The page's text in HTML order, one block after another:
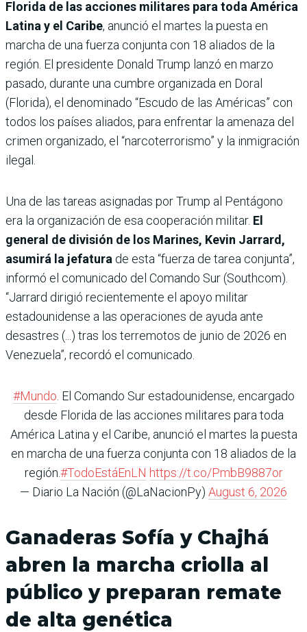
Florida de las acciones militares para toda América
Latina y el Caribe, anunció el martes la puesta en
marcha de una fuerza conjunta con 18 aliados de la
región. El presidente Donald Trump lanzó en marzo
pasado, durante una cumbre organizada en Doral
(Florida), el denominado “Escudo de las Américas” con
todos los países aliados, para enfrentar la amenaza del
crimen organizado, el “narcoterrorismo” y la inmigración
ilegal.
Una de las tareas asignadas por Trump al Pentágono
era la organización de esa cooperación militar. El
general de división de los Marines, Kevin Jarrard,
asumirá la jefatura de esta “fuerza de tarea conjunta”,
informó el comunicado del Comando Sur (Southcom).
“Jarrard dirigió recientemente el apoyo militar
estadounidense a las operaciones de ayuda ante
desastres (...) tras los terremotos de junio de 2026 en
Venezuela”, recordó el comunicado.
#Mundo . El Comando Sur estadounidense, encargado
desde Florida de las acciones militares para toda
América Latina y el Caribe, anunció el martes la puesta
en marcha de una fuerza conjunta con 18 aliados de la
región.#TodoEstáEnLN https://t.co/PmbB9887or
— Diario La Nación (@LaNacionPy) August 6, 2026
Ganaderas Sofía y Chajhá
abren la marcha criolla al
público y preparan remate
de alta genética